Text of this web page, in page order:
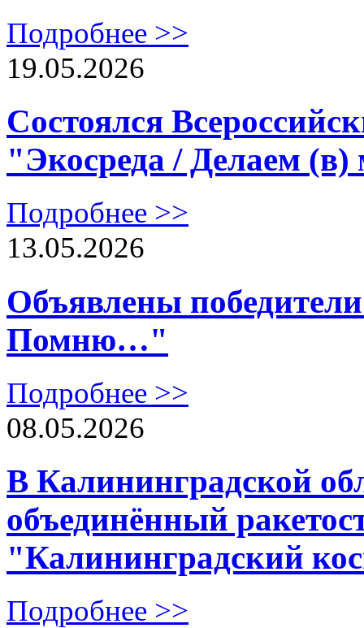
Подробнее >>
19.05.2026
Состоялся
"Экосреда / Делаем (в)
Подробнее >>
13.05.2026
Объявлены
Помню…"
Подробнее >>
08.05.2026
В Калининградской
объединённый
"Калининградский
Подробнее >>